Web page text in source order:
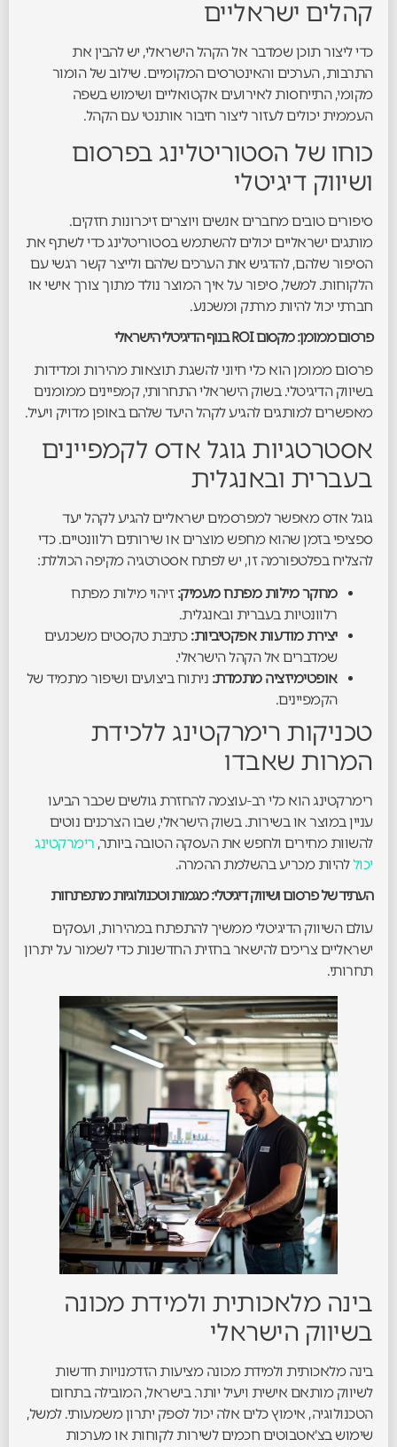
קהלים ישראליים
כדי ליצור תוכן שמדבר אל הקהל הישראלי, יש להבין את
התרבות, הערכים והאינטרסים המקומיים. שילוב של הומור
מקומי, התייחסות לאירועים אקטואליים ושימוש בשפה
העממית יכולים לעזור ליצור חיבור אותנטי עם הקהל.
כוחו של הסטוריטלינג בפרסום
ושיווק דיגיטלי
סיפורים טובים מחברים אנשים ויוצרים זיכרונות חזקים.
מותגים ישראליים יכולים להשתמש בסטוריטלינג כדי לשתף את
הסיפור שלהם, להדגיש את הערכים שלהם ולייצר קשר רגשי עם
הלקוחות. למשל, סיפור על איך המוצר נולד מתוך צורך אישי או
חברתי יכול להיות מרתק ומשכנע.
פרסום ממומן: מקסום ROI בנוף הדיגיטלי הישראלי
פרסום ממומן הוא כלי חיוני להשגת תוצאות מהירות ומדידות
בשיווק הדיגיטלי. בשוק הישראלי התחרותי, קמפיינים ממומנים
מאפשרים למותגים להגיע לקהל היעד שלהם באופן מדויק ויעיל.
אסטרטגיות גוגל אדס לקמפיינים
בעברית ובאנגלית
גוגל אדס מאפשר למפרסמים ישראליים להגיע לקהל יעד
ספציפי בזמן שהוא מחפש מוצרים או שירותים רלוונטיים. כדי
להצליח בפלטפורמה זו, יש לפתח אסטרטגיה מקיפה הכוללת:
מחקר מילות מפתח מעמיק: זיהוי מילות מפתח
רלוונטיות בעברית ובאנגלית.
יצירת מודעות אפקטיביות: כתיבת טקסטים משכנעים
שמדברים אל הקהל הישראלי.
אופטימיזציה מתמדת: ניתוח ביצועים ושיפור מתמיד של
הקמפיינים.
טכניקות רימרקטינג ללכידת
המרות שאבדו
רימרקטינג הוא כלי רב-עוצמה להחזרת גולשים שכבר הביעו
עניין במוצר או בשירות. בשוק הישראלי, שבו הצרכנים נוטים
להשוות מחירים ולחפש את העסקה הטובה ביותר, רימרקטינג
יכוללהיות מכריע בהשלמת ההמרה.
העתיד של פרסום ושיווק דיגיטלי: מגמות וטכנולוגיות מתפתחות
עולם השיווק הדיגיטלי ממשיך להתפתח במהירות, ועסקים
ישראליים צריכים להישאר בחזית החדשנות כדי לשמור על יתרון
תחרותי.
בינה מלאכותית ולמידת מכונה
בשיווק הישראלי
בינה מלאכותית ולמידת מכונה מציעות הזדמנויות חדשות
לשיווק מותאם אישית ויעיל יותר. בישראל, המובילה בתחום
הטכנולוגיה, אימוץ כלים אלה יכול לספק יתרון משמעותי. למשל,
שימוש בצ'אטבוטים חכמים לשירות לקוחות או מערכות